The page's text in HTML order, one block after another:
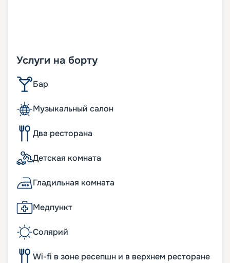
Услуги на борту
Бар
Музыкальный салон
Два ресторана
Детская комната
Гладильная комната
Медпункт
Солярий
Wi-fi в зоне ресепшн и в верхнем ресторане